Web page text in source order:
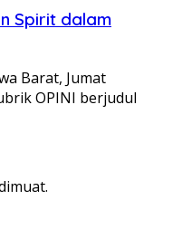
Spirit dalam
Barat, Jumat
OPINI berjudul